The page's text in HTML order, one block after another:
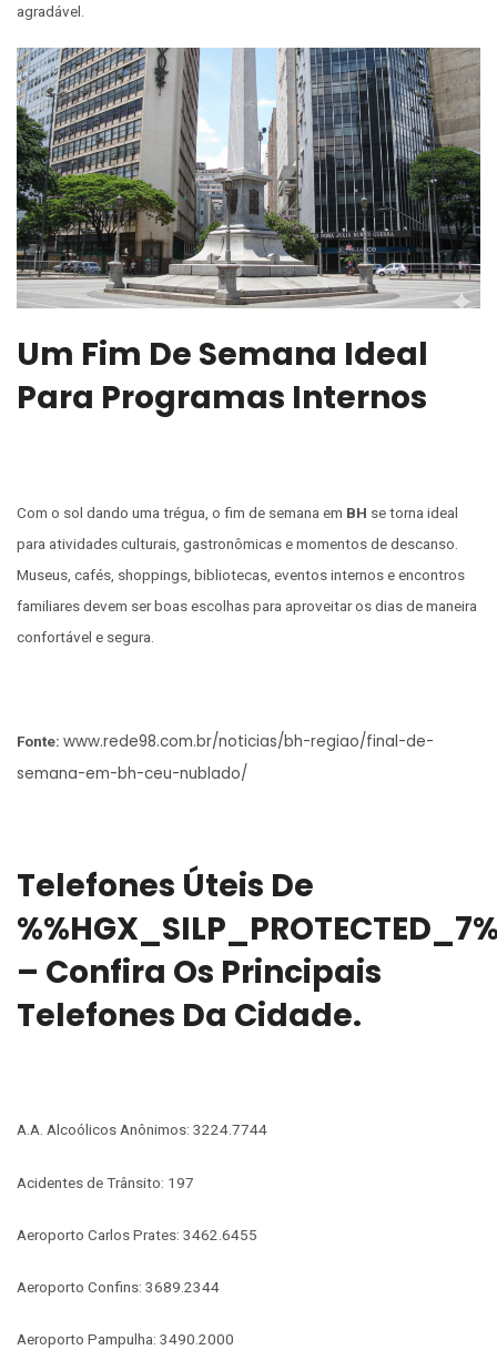
agradável.
Um Fim De Semana Ideal
Para Programas Internos
Com o sol dando uma trégua, o fim de semana em BH se torna ideal
para atividades culturais, gastronômicas e momentos de descanso.
Museus, cafés, shoppings, bibliotecas, eventos internos e encontros
familiares devem ser boas escolhas para aproveitar os dias de maneira
confortável e segura.
Fonte: www.rede98.com.br/noticias/bh-regiao/final-de-
semana-em-bh-ceu-nublado/
Telefones Úteis De
– Confira Os Principais
Telefones Da Cidade.
A.A. Alcoólicos Anônimos: 3224.7744
Acidentes de Trânsito: 197
Aeroporto Carlos Prates: 3462.6455
Aeroporto Confins: 3689.2344
Aeroporto Pampulha: 3490.2000